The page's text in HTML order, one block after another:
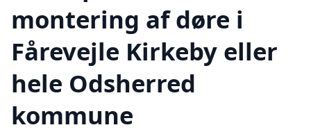
montering af døre i
Fårevejle Kirkeby eller
hele Odsherred
kommune